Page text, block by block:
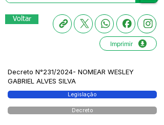
Voltar
Imprimir
Decreto N°231/2024- NOMEAR WESLEY
GABRIEL ALVES SILVA
Legislação
Decreto